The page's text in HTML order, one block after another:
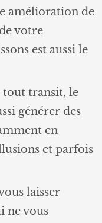
amélioration de
votre
est aussi le
tout transit, le
générer des
en
et parfois
laisser
ne vous